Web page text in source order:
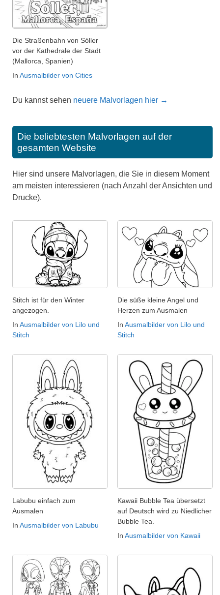
Die Straßenbahn von Sóller
vor der Kathedrale der Stadt
(Mallorca, Spanien)
In Ausmalbilder von Cities
Du kannst sehen neuere Malvorlagen hier →
Die beliebtesten Malvorlagen auf der
gesamten Website
Hier sind unsere Malvorlagen, die Sie in diesem Moment
am meisten interessieren (nach Anzahl der Ansichten und
Drucke).
Stitch ist für den Winter
angezogen.
In Ausmalbilder von Lilo und
Stitch
Die süße kleine Angel und
Herzen zum Ausmalen
In Ausmalbilder von Lilo und
Stitch
Labubu einfach zum
Ausmalen
In Ausmalbilder von Labubu
Kawaii Bubble Tea übersetzt
auf Deutsch wird zu Niedlicher
Bubble Tea.
In Ausmalbilder von Kawaii